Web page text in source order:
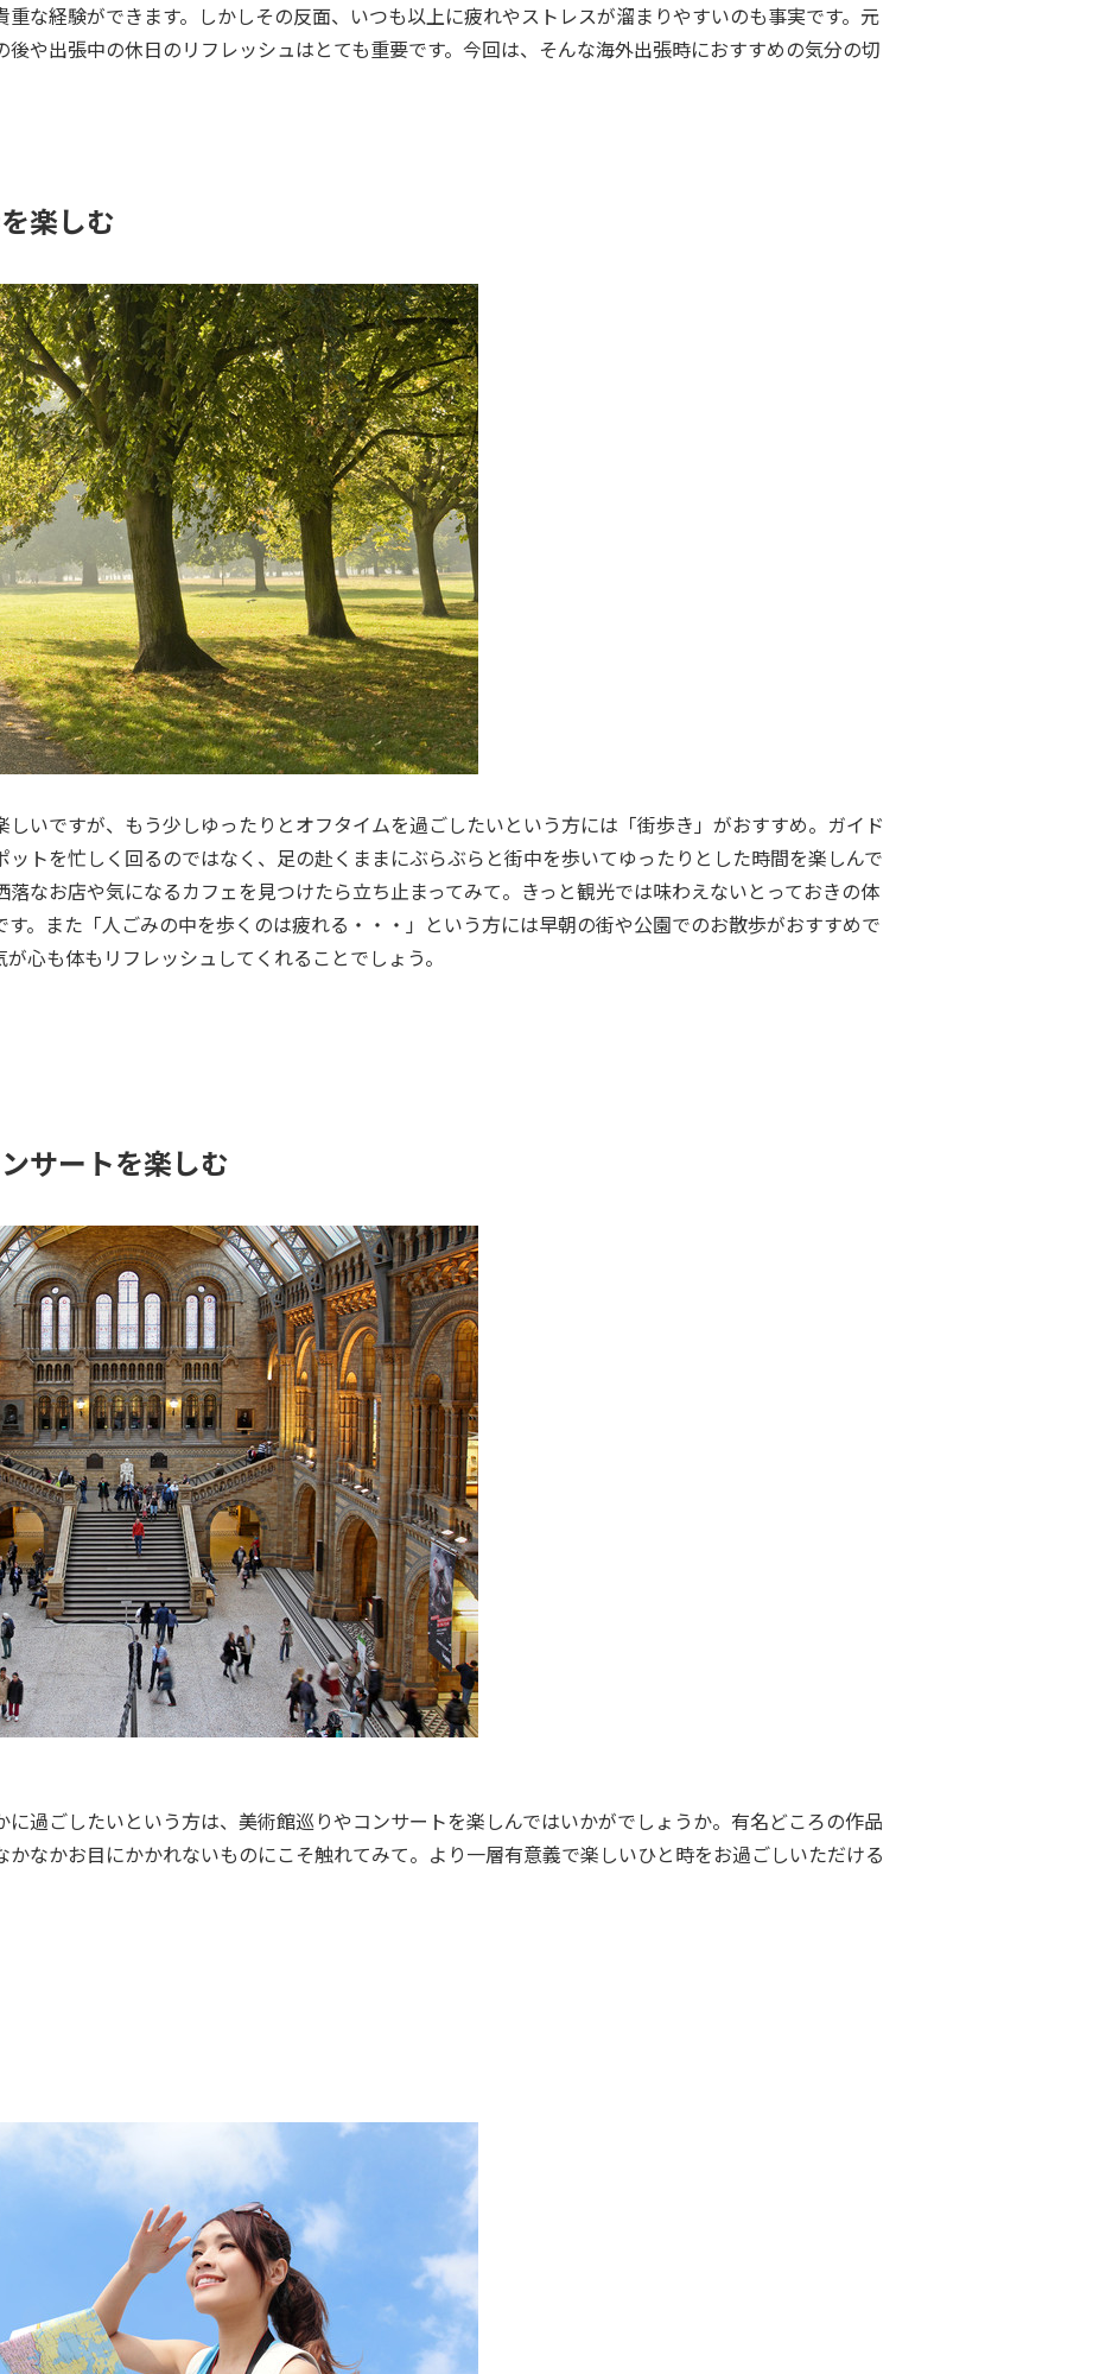
な経験ができます。しかしその反面、いつも以上に疲れやストレスが溜まりやすいのも事実です。元
や出張中の休日のリフレッシュはとても重要です。今回は、そんな海外出張時におすすめの気分の切
楽しむ
いですが、もう少しゆったりとオフタイムを過ごしたいという方には「街歩き」がおすすめ。ガイド
ットを忙しく回るのではなく、足の赴くままにぶらぶらと街中を歩いてゆったりとした時間を楽しんで
なお店や気になるカフェを見つけたら立ち止まってみて。きっと観光では味わえないとっておきの体
。また「人ごみの中を歩くのは疲れる・・・」という方には早朝の街や公園でのお散歩がおすすめで
心も体もリフレッシュしてくれることでしょう。
サートを楽しむ
過ごしたいという方は、美術館巡りやコンサートを楽しんではいかがでしょうか。有名どころの作品
なかお目にかかれないものにこそ触れてみて。より一層有意義で楽しいひと時をお過ごしいただける